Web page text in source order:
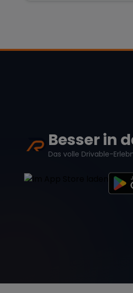
Besser in
Das volle Drivable-